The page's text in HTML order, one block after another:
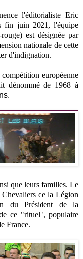
l'éditorialiste Eric
fin juin 2021, l'équipe
est désignée par
nationale de cette
d'indignation.
européenne
dénommé de 1968 à
que leurs familles. Le
de la Légion
du Président de la
ce "rituel", populaire
France.